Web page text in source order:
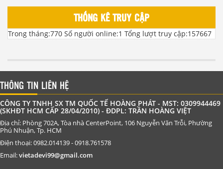
THỐNG KÊ TRUY CẬP
Trong tháng:770 Số người online:1 Tổng lượt truy cập:157667
THÔNG TIN LIÊN HỆ
CÔNG TY TNHH SX TM QUỐC TẾ HOÀNG PHÁT - MST: 0309944469
(SKHĐT HCM CẤP 28/04/2010) - ĐDPL: TRẦN HOÀNG VIỆT
Địa chỉ: Phòng 702A, Tòa nhà CenterPoint, 106 Nguyễn Văn Trỗi, Phường
Phú Nhuận, Tp. HCM
Điện thoại: 0982.014139 - 0918.761578
Email:vietadevi99@gmail.com